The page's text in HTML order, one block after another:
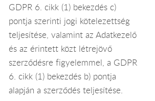
GDPR 6. cikk (1) bekezdés c)
pontja szerinti jogi kötelezettség
teljesítése, valamint az Adatkezelő
és az érintett közt létrejövő
szerződésre figyelemmel, a GDPR
6. cikk (1) bekezdés b) pontja
alapján a szerződés teljesítése.